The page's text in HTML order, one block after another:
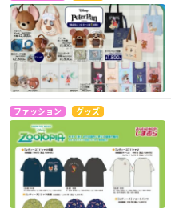
ファッション グッズ